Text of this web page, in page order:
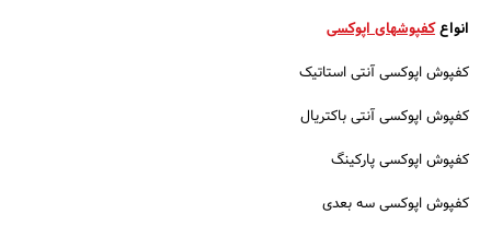
انواعکفپوشهای اپوکسی
کفپوش اپوکسی آنتی استاتیک
کفپوش اپوکسی آنتی باکتریال
کفپوش اپوکسی پارکینگ
کفپوش اپوکسی سه بعدی